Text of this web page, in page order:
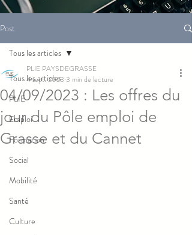
Post
Tous les articles
PLIE
Emploi
Formation
Social
Mobilité
Santé
Culture
Tous les articles
04/09/2023 : Les offres du
jour du Pôle emploi de
Grasse et du Cannet
PLIE PAYSDEGRASSE
4 sept. 2023 3 min de lecture